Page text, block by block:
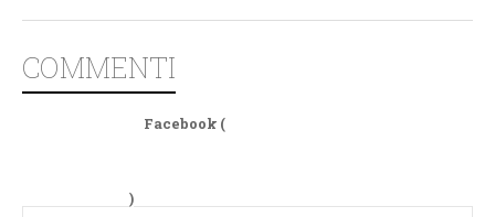
COMMENTI
Facebook (
)